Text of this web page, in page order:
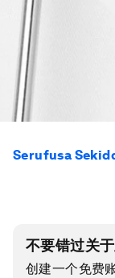
Serufusa
不要错过关
创建一个免费